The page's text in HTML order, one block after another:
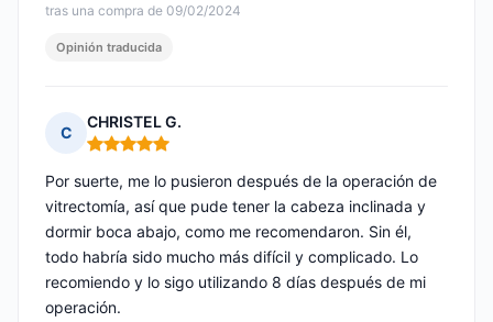
tras una compra de 09/02/2024
Opinión traducida
C
CHRISTEL G.
Nota: 5 de 5
Por suerte, me lo pusieron después de la operación de
vitrectomía, así que pude tener la cabeza inclinada y
dormir boca abajo, como me recomendaron. Sin él,
todo habría sido mucho más difícil y complicado. Lo
recomiendo y lo sigo utilizando 8 días después de mi
operación.